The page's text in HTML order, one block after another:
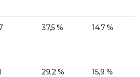
37,5 % 14,7 %
29,2 % 15,9 %